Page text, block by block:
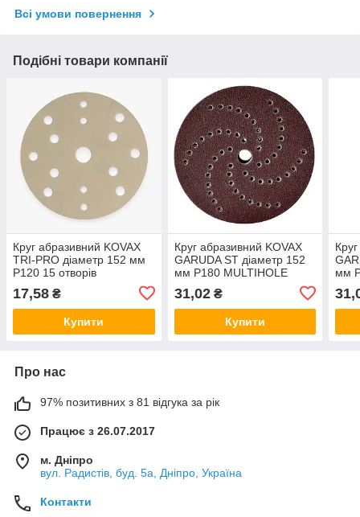
Всі умови повернення
Подібні товари компанії
Круг абразивний KOVAX
TRI-PRO діаметр 152 мм
Р120 15 отворів
17,58 ₴
Купити
Круг абразивний KOVAX
GARUDA ST діаметр 152
мм Р180 MULTIHOLE
31,02₴
Купити
мм
Про нас
97% позитивних з 81 відгука за рік
Працює з 26.07.2017
м. Дніпро
вул. Радистів, буд. 5а, Дніпро, Україна
Контакти